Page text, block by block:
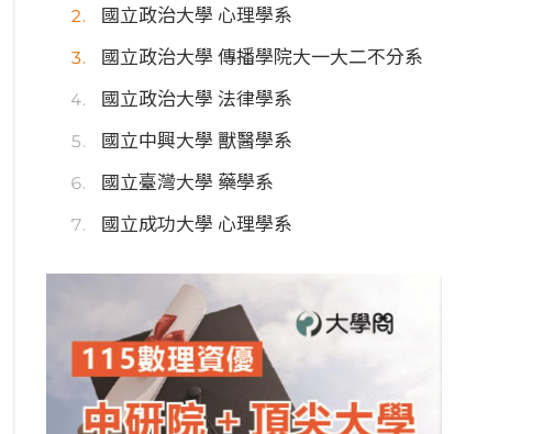
國立政治大學 心理學系
國立政治大學 傳播學院大一大二不分系
國立政治大學 法律學系
國立中興大學 獸醫學系
國立臺灣大學 藥學系
國立成功大學 心理學系